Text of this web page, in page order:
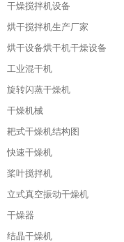
干燥搅拌机设备
烘干搅拌机生产厂家
烘干设备烘干机干燥设备
工业混干机
旋转闪蒸干燥机
干燥机械
耙式干燥机结构图
快速干燥机
桨叶搅拌机
立式真空振动干燥机
干燥器
结晶干燥机